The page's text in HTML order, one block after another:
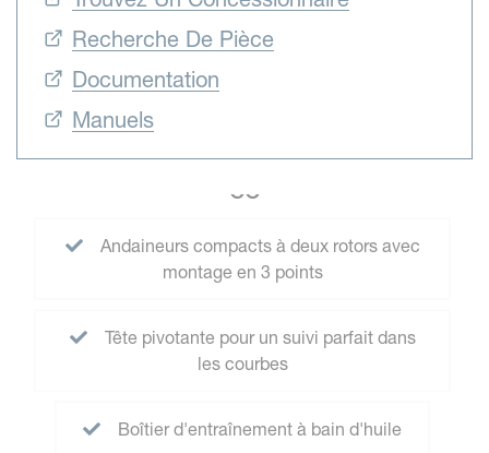
Recherche De Pièce
Documentation
Manuels
CC
Andaineurs compacts à deux rotors avec
montage en 3 points
Tête pivotante pour un suivi parfait dans
les courbes
Boîtier d'entraînement à bain d'huile